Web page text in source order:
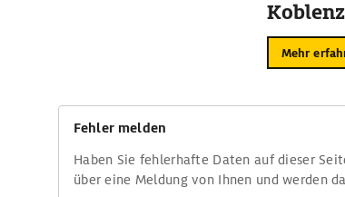
Koblenz
Mehr
Fehler melden
Haben Sie fehlerhafte Daten auf dieser
über eine Meldung von Ihnen und werden